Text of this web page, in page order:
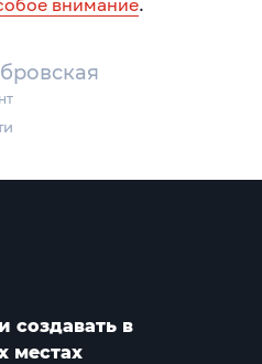
создавать в
местах